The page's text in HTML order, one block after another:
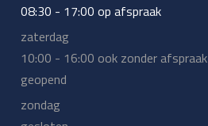
08:30 - 17:00 op afspraak
zaterdag
10:00 - 16:00 ook zonder afspraak
geopend
zondag